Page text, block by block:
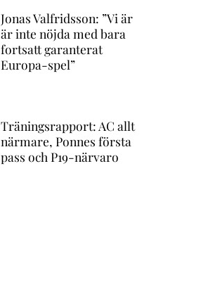
Jonas Valfridsson: ”Vi är
är inte nöjda med bara
fortsatt garanterat
Europa-spel”
Träningsrapport: AC allt
närmare, Ponnes första
pass och P19-närvaro